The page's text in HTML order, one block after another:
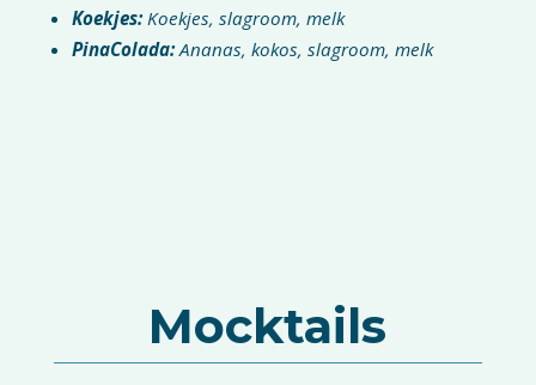
Koekjes: Koekjes, slagroom, melk
PinaColada:Ananas, kokos, slagroom, melk
Mocktails